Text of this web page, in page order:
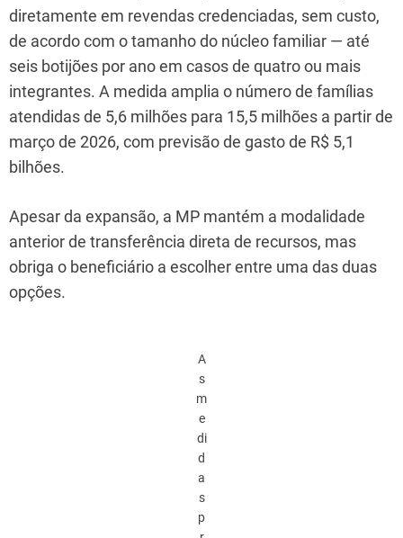
diretamente em revendas credenciadas, sem custo,
de acordo com o tamanho do núcleo familiar — até
seis botijões por ano em casos de quatro ou mais
integrantes. A medida amplia o número de famílias
atendidas de 5,6 milhões para 15,5 milhões a partir de
março de 2026, com previsão de gasto de R$ 5,1
bilhões.
Apesar da expansão, a MP mantém a modalidade
anterior de transferência direta de recursos, mas
obriga o beneficiário a escolher entre uma das duas
opções.
A
s
m
e
di
d
a
s
p